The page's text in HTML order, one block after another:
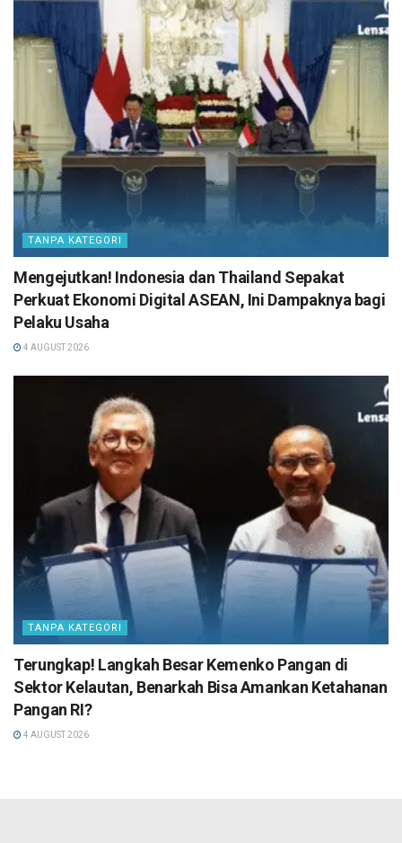
TANPA KATEGORI
Mengejutkan! Indonesia dan Thailand Sepakat
Perkuat Ekonomi Digital ASEAN, Ini Dampaknya bagi
Pelaku Usaha
4 AUGUST 2026
TANPA KATEGORI
Terungkap! Langkah Besar Kemenko Pangan di
Sektor Kelautan, Benarkah Bisa Amankan Ketahanan
Pangan RI?
4 AUGUST 2026